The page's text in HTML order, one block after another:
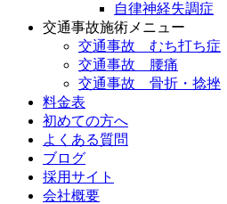
自律神経失調症
交通事故施術メニュー
交通事故 むち打ち症
交通事故 腰痛
交通事故 骨折・捻挫
料金表
初めての方へ
よくある質問
ブログ
採用サイト
会社概要